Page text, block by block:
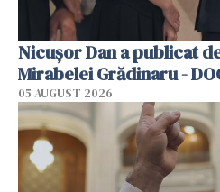
Nicușor Dan a publicat
Mirabelei Grădinaru -
05 AUGUST 2026